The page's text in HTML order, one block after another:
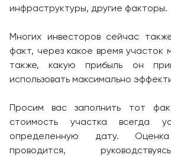
инфраструктуры, другие факторы.
Многих инвесторов сейчас
факт, через какое время участок
также, какую прибыль он
использовать максимально
Просим вас заполнить тот
стоимость участка всегда
определенную дату.
проводится,